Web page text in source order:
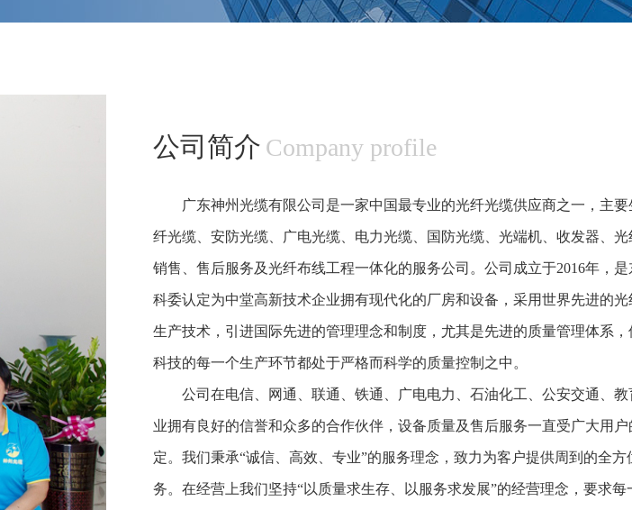
公司简介 Company profile
广东神州光缆有限公司是一家中国最专业的光纤光缆供应商之一，主要
纤光缆、安防光缆、广电光缆、电力光缆、国防光缆、光端机、收发器、光
销售、售后服务及光纤布线工程一体化的服务公司。公司成立于2016年，是
科委认定为中堂高新技术企业拥有现代化的厂房和设备，采用世界先进的光
生产技术，引进国际先进的管理理念和制度，尤其是先进的质量管理体系，
科技的每一个生产环节都处于严格而科学的质量控制之中。
公司在电信、网通、联通、铁通、广电电力、石油化工、公安交通、教
业拥有良好的信誉和众多的合作伙伴，设备质量及售后服务一直受广大用户
定。我们秉承“诚信、高效、专业”的服务理念，致力为客户提供周到的全方
务。在经营上我们坚持“以质量求生存、以服务求发展”的经营理念，要求每